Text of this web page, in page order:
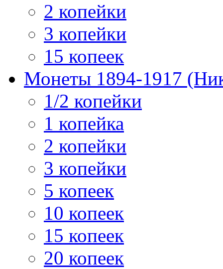
2 копейки
3 копейки
15 копеек
Монеты 1894-1917
1/2 копейки
1 копейка
2 копейки
3 копейки
5 копеек
10 копеек
15 копеек
20 копеек